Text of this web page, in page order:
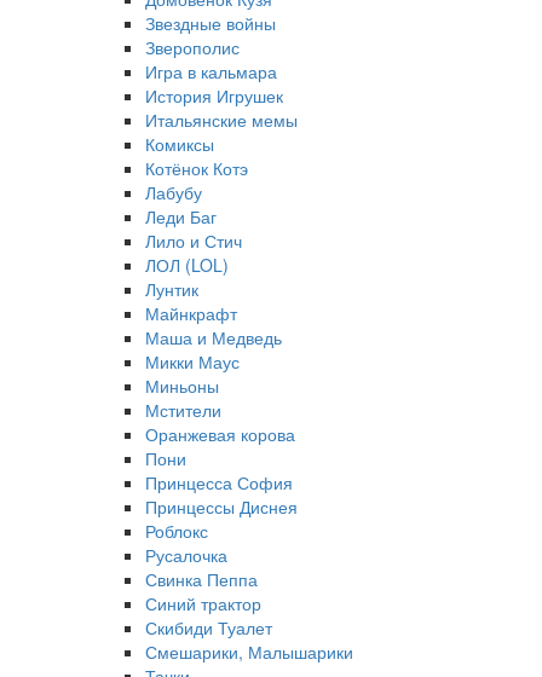
Звездные войны
Зверополис
Игра в кальмара
История Игрушек
Итальянские мемы
Комиксы
Котёнок Котэ
Лабубу
Леди Баг
Лило и Стич
ЛОЛ (LOL)
Лунтик
Майнкрафт
Маша и Медведь
Микки Маус
Миньоны
Мстители
Оранжевая корова
Пони
Принцесса София
Принцессы Диснея
Роблокс
Русалочка
Свинка Пеппа
Синий трактор
Скибиди Туалет
Смешарики, Малышарики